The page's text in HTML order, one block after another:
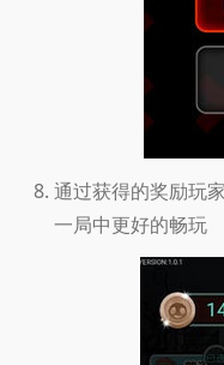
通过获得的奖励玩
一局中更好的畅玩